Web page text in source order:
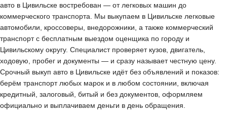
авто в Цивильске востребован — от легковых машин до
коммерческого транспорта. Мы выкупаем в Цивильске легковые
автомобили, кроссоверы, внедорожники, а также коммерческий
транспорт с бесплатным выездом оценщика по городу и
Цивильскому округу. Специалист проверяет кузов, двигатель,
ходовую, пробег и документы — и сразу называет честную цену.
Срочный выкуп авто в Цивильске идёт без объявлений и показов:
берём транспорт любых марок и в любом состоянии, включая
кредитный, залоговый, битый и без документов, оформляем
официально и выплачиваем деньги в день обращения.